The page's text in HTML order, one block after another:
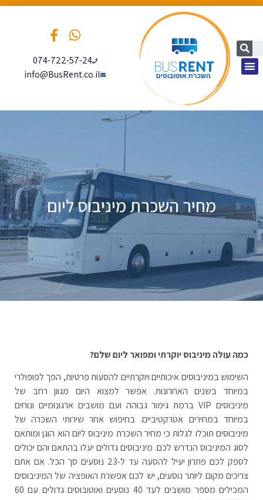
074-722-57-24
info@BusRent.co.il
מחיר השכרת מיניבוס ליום
כמה עולה מיניבוס יוקרתי ומפואר ליום שלם?
השימוש במיניבוסים איכותיים ויוקרתיים להסעות פרטיות, הפך לפופולרי
במיוחד בשנים האחרונות. אפשר למצוא היום מגוון רחב של
מיניבוסים VIPברמת גימור גבוהה ועם מושבים ארגונומיים ונוחים
במיוחד במחירים אטרקטיביים. בחיפוש אחר שירותי השכרה של
מיניבוסים תוכלו לגלות כי מחיר השכרת מיניבוס ליום הוא הוגן ומותאם
לסוג המיניבוס הנדרש לכם. מיניבוסים גדולים יעלו בהתאם והם יכולים
לספק לכם פתרון יעיל להסעה עד ל-23 נוסעים סך הכל. אם אתם
צריכים מקום ליותר נוסעים, יש לכם אפשרת האופציה של המיניבוסים
המכילים מספר מושבים לעד 40 נוסעים ואוטובוסים גדולים עם 60